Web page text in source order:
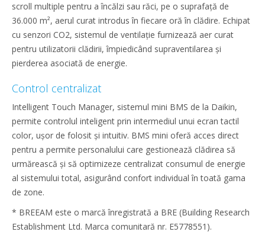
scroll multiple pentru a încălzi sau răci, pe o suprafață de
36.000 m², aerul curat introdus în fiecare oră în clădire. Echipat
cu senzori CO2, sistemul de ventilație furnizează aer curat
pentru utilizatorii clădirii, împiedicând supraventilarea și
pierderea asociată de energie.
Control centralizat
Intelligent Touch Manager, sistemul mini BMS de la Daikin,
permite controlul inteligent prin intermediul unui ecran tactil
color, ușor de folosit și intuitiv. BMS mini oferă acces direct
pentru a permite personalului care gestionează clădirea să
urmărească și să optimizeze centralizat consumul de energie
al sistemului total, asigurând confort individual în toată gama
de zone.
* BREEAM este o marcă înregistrată a BRE (Building Research
Establishment Ltd. Marca comunitară nr. E5778551).